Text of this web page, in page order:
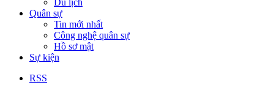
Du lịch
Quân sự
Tin mới nhất
Công nghệ quân sự
Hồ sơ mật
Sự kiện
RSS